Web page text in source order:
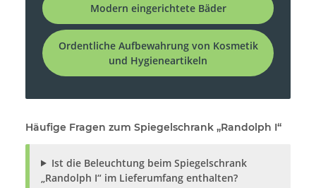
Modern eingerichtete Bäder
Ordentliche Aufbewahrung von Kosmetik
und Hygieneartikeln
Häufige Fragen zum Spiegelschrank „Randolph I“
Ist die Beleuchtung beim Spiegelschrank
„Randolph I“ im Lieferumfang enthalten?